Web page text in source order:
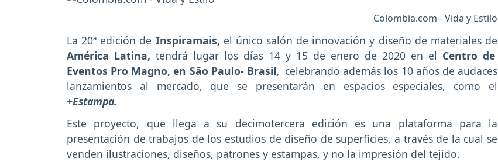
Colombia.com - Vida y Estilo
La 20ª edición de Inspiramais, el único salón de innovación y diseño de materiales de
América Latina, tendrá lugar los días 14 y 15 de enero de 2020 en el Centro de
Eventos Pro Magno, en São Paulo- Brasil, celebrando además los 10 años de audaces
lanzamientos al mercado, que se presentarán en espacios especiales, como el
+Estampa.
Este proyecto, que llega a su decimotercera edición es una plataforma para la
presentación de trabajos de los estudios de diseño de superficies, a través de la cual se
venden ilustraciones, diseños, patrones y estampas, y no la impresión del tejido.